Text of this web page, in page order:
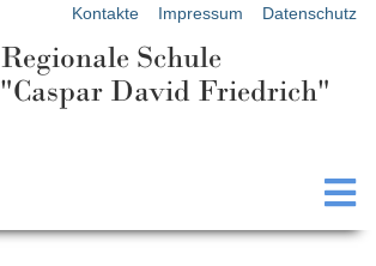
Kontakte Impressum Datenschutz
Regionale Schule
"Caspar David Friedrich"